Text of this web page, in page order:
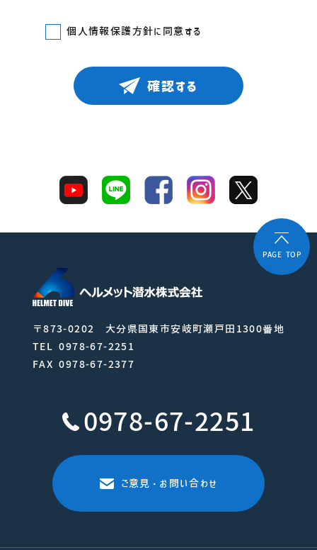
個人情報保護方針に同意する
確認する
〒873-0202 大分県国東市安岐町瀬戸田1300番地
TEL 0978-67-2251
FAX 0978-67-2377
0978-67-2251
ご意見・お問い合わせ
PAGE TOP